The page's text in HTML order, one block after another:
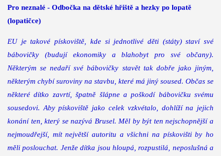
Pro neznalé - Odbočka na dětské hřiště a hezky po lopatě
(lopatičce)
EU je takové pískoviště, kde si jednotlivé děti (státy) staví své
bábovičky (budují ekonomiky a blahobyt pro své občany).
Některým se nedaří své bábovičky stavět tak dobře jako jiným,
některým chybí suroviny na stavbu, které má jiný soused. Občas se
některé dítko zavrtí, špatně šlápne a poškodí bábovičku svému
sousedovi. Aby pískoviště jako celek vzkvétalo, dohlíží na jejich
konání ten, který se nazývá Brusel. Měl by být ten nejschopnější a
nejmoudřejší, mít největší autoritu a všichni na pískovišti by ho
měli poslouchat. Jenže dítka jsou hloupá, rozpustilá, neposlušná a